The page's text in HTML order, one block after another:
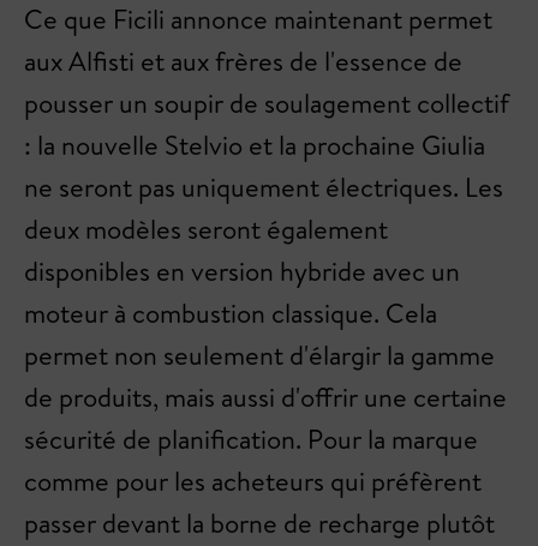
Ce que Ficili annonce maintenant permet
aux Alfisti et aux frères de l'essence de
pousser un soupir de soulagement collectif
: la nouvelle Stelvio et la prochaine Giulia
ne seront pas uniquement électriques. Les
deux modèles seront également
disponibles en version hybride avec un
moteur à combustion classique. Cela
permet non seulement d'élargir la gamme
de produits, mais aussi d'offrir une certaine
sécurité de planification. Pour la marque
comme pour les acheteurs qui préfèrent
passer devant la borne de recharge plutôt